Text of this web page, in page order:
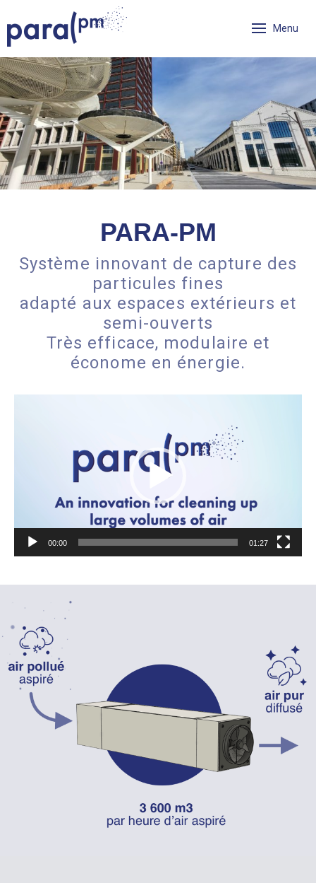
to
content
Para PM
Menu
PARA-PM
Système innovant de capture des
particules fines
adapté aux espaces extérieurs et
semi-ouverts
Très efficace, modulaire et
économe en énergie.
00:00 01:27
Cookies management panel